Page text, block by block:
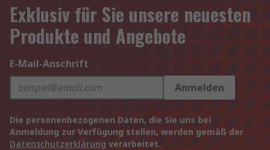
Exklusiv für Sie unsere neuesten
Produkte und Angebote
E-Mail-Anschrift
Anmelden
Die personenbezogenen Daten, die Sie uns bei
Anmeldung zur Verfügung stellen, werden gemäß der
Datenschutzerklärung verarbeitet.